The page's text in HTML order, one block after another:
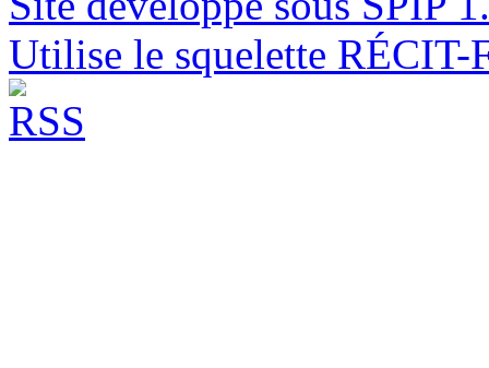
Utilise le squelette RÉCIT-